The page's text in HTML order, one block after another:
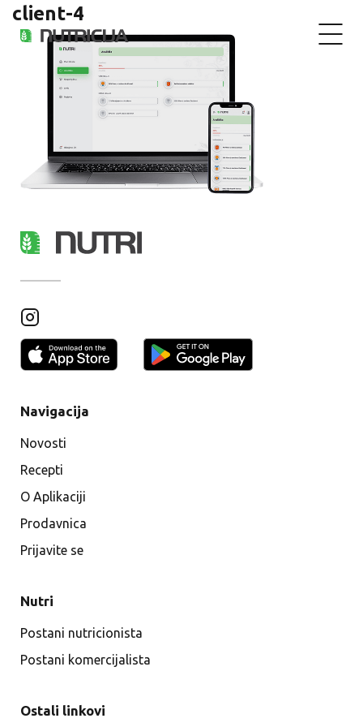
client-4
Navigacija
Novosti
Recepti
O Aplikaciji
Prodavnica
Prijavite se
Nutri
Postani nutricionista
Postani komercijalista
Ostali linkovi